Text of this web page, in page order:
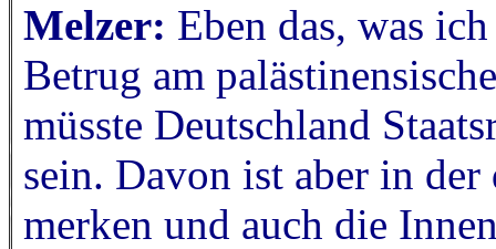
Melzer: Eben das, was
Betrug am
müsste Deutschland
sein. Davon ist aber in
merken und auch die